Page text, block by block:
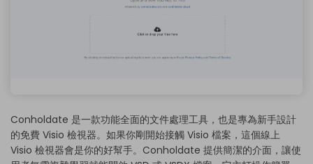
Conholdate 是一款功能全面的文件處理工具，也是專為新手設計
的免費 Visio 檢視器。如果你剛開始接觸 Visio 檔案，這個線上
Visio 檢視器會是你的好幫手。Conholdate 提供簡潔的介面，讓使